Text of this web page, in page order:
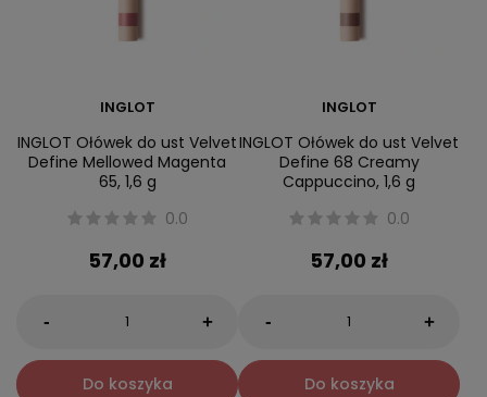
INGLOT
INGLOT Ołówek do ust Velvet
Define Mellowed Magenta
65, 1,6 g
0.0
57,00 zł
- +
Do koszyka
INGLOT
INGLOT Ołówek do ust Velvet
Define 68 Creamy
Cappuccino, 1,6 g
0.0
57,00 zł
- +
Do koszyka